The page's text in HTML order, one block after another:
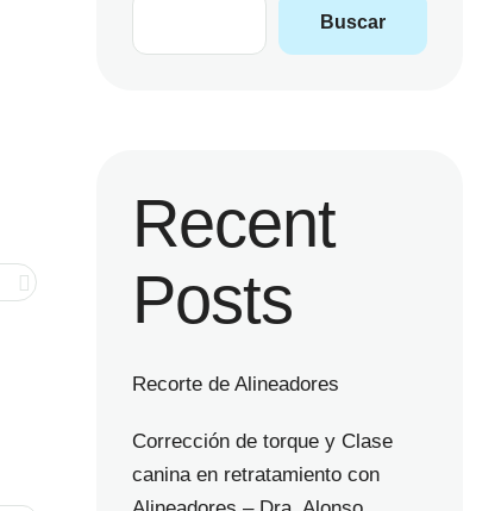
Buscar
Recent
Posts
Recorte de Alineadores
Corrección de torque y Clase
canina en retratamiento con